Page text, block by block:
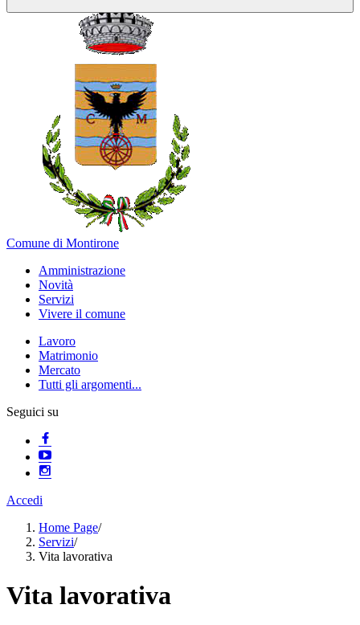
Comune di Montirone
Amministrazione
Novità
Servizi
Vivere il comune
Lavoro
Matrimonio
Mercato
Tutti gli argomenti...
Seguici su
Accedi
Home Page/
Servizi/
Vita lavorativa
Vita lavorativa